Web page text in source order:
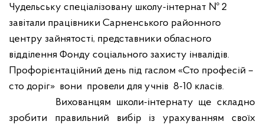
Чудельську спеціалізовану школу-інтернат № 2
завітали працівники Сарненського районного
центру зайнятості, представники обласного
відділення Фонду соціального захисту інвалідів.
Профорієнтаційний день під гаслом «Сто професій –
сто доріг» вони провели для учнів 8-10 класів.
Вихованцям школи-інтернату ще складно
зробити правильний вибір із урахуванням своїх